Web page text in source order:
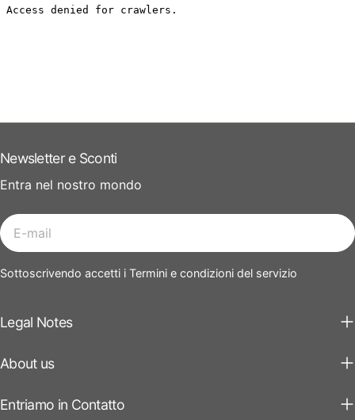
Legal Notes
About us
Entriamo in Contatto
Newsletter e Sconti
Entra nel nostro mondo
E-
mail
Sottoscrivendo accetti i Termini e condizioni del servizio